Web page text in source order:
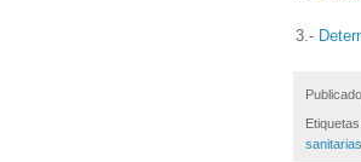
3.-
Etiquetas:
sanitarias